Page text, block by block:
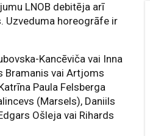
LNOB debitēja arī
Uzveduma horeogrāfe ir
Kancēviča vai Inna
Bramanis vai Artjoms
Paula Felsberga
(Marsels), Daniils
Ošleja vai Rihards